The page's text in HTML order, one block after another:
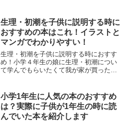
生理・初潮を子供に説明する時に
おすすめの本はこれ！イラストと
マンガでわかりやすい！
生理・初潮を子供に説明する時におすす
め！小学４年生の娘に生理・初潮につい
て学んでもらいたくて我が家が買った本
小学1年生に人気の本のおすすめ
は？実際に子供が1年生の時に読
んでいた本を紹介します